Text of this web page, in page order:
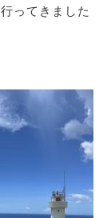
ってきました